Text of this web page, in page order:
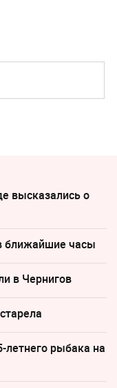
высказались о
ближайшие часы
в Чернигов
летнего рыбака на